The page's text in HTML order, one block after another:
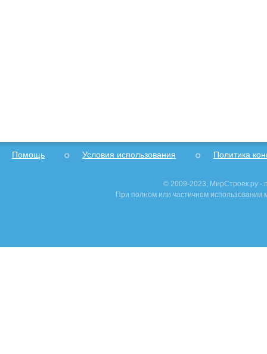
Помощь Условия использования Политика
© 2009-2023, МирСтроек.ру -
При полном или частичном использовании